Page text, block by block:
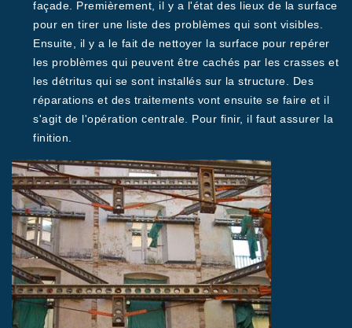
façade. Premièrement, il y a l'état des lieux de la surface
pour en tirer une liste des problèmes qui sont visibles.
Ensuite, il y a le fait de nettoyer la surface pour repérer
les problèmes qui peuvent être cachés par les crasses et
les détritus qui se sont installés sur la structure. Des
réparations et des traitements vont ensuite se faire et il
s'agit de l'opération centrale. Pour finir, il faut assurer la
finition.